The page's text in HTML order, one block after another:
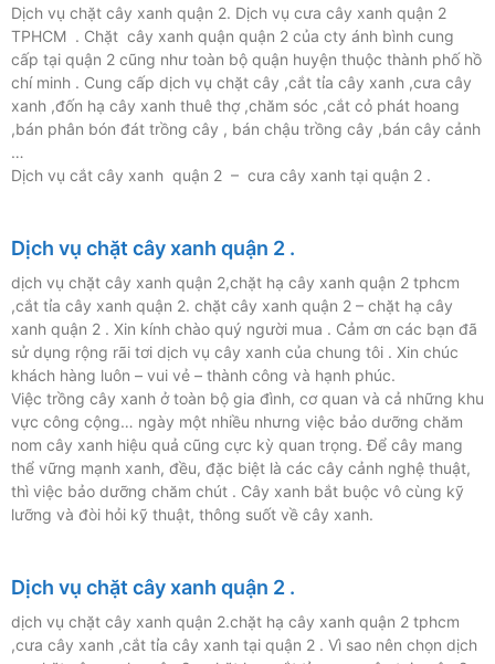
Dịch vụ chặt cây xanh quận 2. Dịch vụ cưa cây xanh quận 2
TPHCM . Chặt cây xanh quận quận 2 của cty ánh bình cung
cấp tại quận 2 cũng như toàn bộ quận huyện thuộc thành phố hồ
chí minh . Cung cấp dịch vụ chặt cây ,cắt tỉa cây xanh ,cưa cây
xanh ,đốn hạ cây xanh thuê thợ ,chăm sóc ,cắt cỏ phát hoang
,bán phân bón đát trồng cây , bán chậu trồng cây ,bán cây cảnh
…
Dịch vụ cắt cây xanh quận 2 – cưa cây xanh tại quận 2 .
Dịch vụ chặt cây xanh quận 2 .
dịch vụ chặt cây xanh quận 2,chặt hạ cây xanh quận 2 tphcm
,cắt tỉa cây xanh quận 2. chặt cây xanh quận 2 – chặt hạ cây
xanh quận 2 . Xin kính chào quý người mua . Cảm ơn các bạn đã
sử dụng rộng rãi tơi dịch vụ cây xanh của chung tôi . Xin chúc
khách hàng luôn – vui vẻ – thành công và hạnh phúc.
Việc trồng cây xanh ở toàn bộ gia đình, cơ quan và cả những khu
vực công cộng… ngày một nhiều nhưng việc bảo dưỡng chăm
nom cây xanh hiệu quả cũng cực kỳ quan trọng. Để cây mang
thể vững mạnh xanh, đều, đặc biệt là các cây cảnh nghệ thuật,
thì việc bảo dưỡng chăm chút . Cây xanh bắt buộc vô cùng kỹ
lưỡng và đòi hỏi kỹ thuật, thông suốt về cây xanh.
Dịch vụ chặt cây xanh quận 2 .
dịch vụ chặt cây xanh quận 2.chặt hạ cây xanh quận 2 tphcm
,cưa cây xanh ,cắt tỉa cây xanh tại quận 2 . Vì sao nên chọn dịch